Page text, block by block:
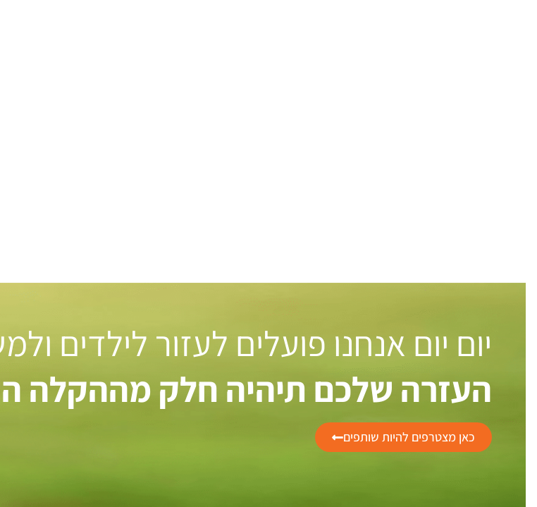
יום יום אנחנו פועלים לעזור לילדים
העזרה שלכם תיהיה חלק מההקלה
כאן מצטרפים להיות שותפים